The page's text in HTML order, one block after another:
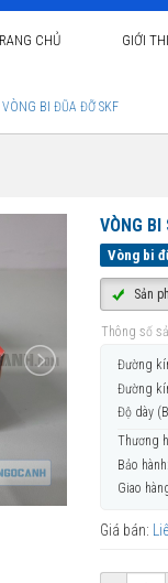
CHỦ GIỚI
VÒNG BI ĐŨA ĐỠ SKF
VÒNG BI
Vòng bi
Sản
Thông số
Đường
Đường
Độ dày
Thương
Bảo hành:
Giao
Giá bán: